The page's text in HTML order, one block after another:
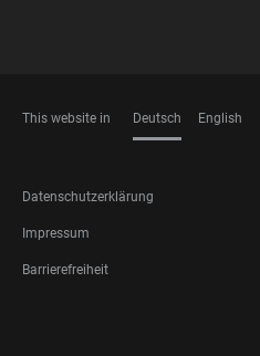
This website in Deutsch English
FOOTER
LEGAL
Datenschutzerklärung
Impressum
Barrierefreiheit